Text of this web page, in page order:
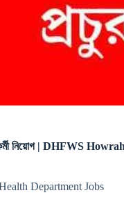
নিয়োগ | DHFWS
Department Jobs